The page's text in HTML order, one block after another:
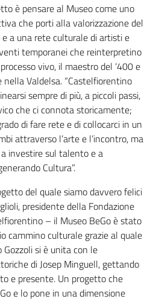
è pensare al Museo come uno
che porti alla valorizzazione del
a una rete culturale di artisti e
temporanei che reinterpretino
vivo, il maestro del ‘400 e
Valdelsa. “Castelfiorentino
sempre di più, a piccoli passi,
che ci connota storicamente;
di fare rete e di collocarci in un
attraverso l’arte e l’incontro, ma
investire sul talento e a
Cultura”.
del quale siamo davvero felici
presidente della Fondazione
– il Museo BeGo è stato
cammino culturale grazie al quale
si è unita con le
di Josep Minguell, gettando
e presente. Un progetto che
e lo pone in una dimensione